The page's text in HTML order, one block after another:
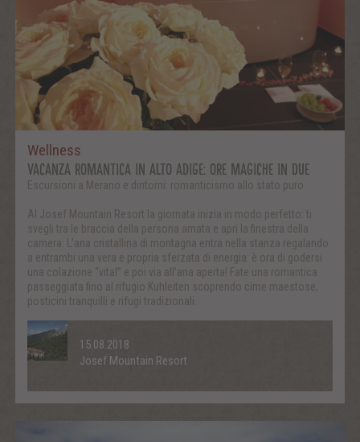
Wellness
VACANZA ROMANTICA IN ALTO ADIGE: ORE MAGICHE IN DUE
Escursioni a Merano e dintorni: romanticismo allo stato puro
Al Josef Mountain Resort la giornata inizia in modo perfetto: ti
svegli tra le braccia della persona amata e apri la finestra della
camera: L’aria cristallina di montagna entra nella stanza regalando
a entrambi una vera e propria sferzata di energia: è ora di godersi
una colazione “vital” e poi via all’aria aperta! Fate una romantica
passeggiata fino al rifugio Kuhleiten scoprendo cime maestose,
posticini tranquilli e rifugi tradizionali.
15.08.2018
Josef Mountain Resort